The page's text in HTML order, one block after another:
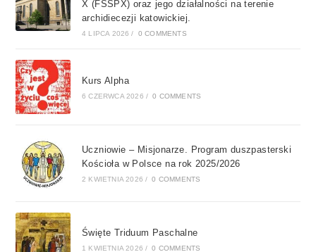
X (FSSPX) oraz jego działalności na terenie
archidiecezji katowickiej.
4 LIPCA 2026 / 0 COMMENTS
Kurs Alpha
6 CZERWCA 2026 / 0 COMMENTS
Uczniowie – Misjonarze. Program duszpasterski
Kościoła w Polsce na rok 2025/2026
2 KWIETNIA 2026 / 0 COMMENTS
Święte Triduum Paschalne
1 KWIETNIA 2026 / 0 COMMENTS